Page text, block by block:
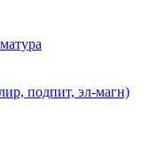
подпит, эл-магн)